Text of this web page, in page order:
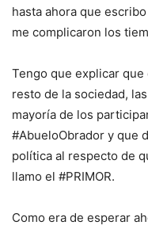
hasta ahora que
me complicaron los
Tengo que explicar
resto de la sociedad,
mayoría de los
#AbueloObrador y que
política al respecto de
llamo el #PRIMOR.
Como era de esperar